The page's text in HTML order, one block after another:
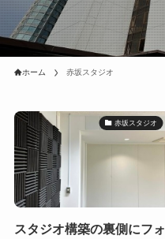
ホーム 赤坂スタジオ
赤坂スタジオ
スタジオ構築の裏側にフォ